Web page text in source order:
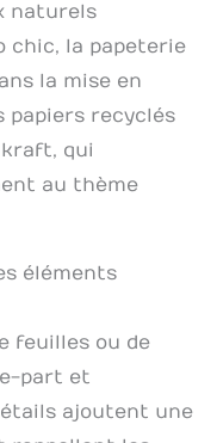
naturels
chic, la papeterie
la mise en
papiers recyclés
qui
au thème
éléments
feuilles ou de
part et
ajoutent une